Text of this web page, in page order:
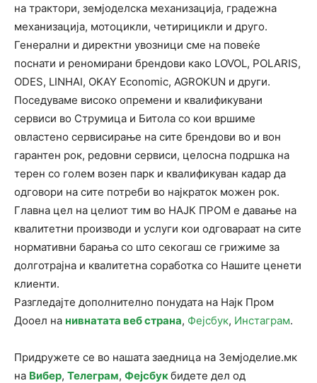
на трактори, земјоделска механизација, градежна
механизација, мотоцикли, четирицикли и друго.
Генерални и директни увозници сме на повеќе
поснати и реномирани брендови како LOVOL, POLARIS,
ODES, LINHAI, OKAY Economic, AGROKUN и други.
Поседуваме високо опремени и квалификувани
сервиси во Струмица и Битола со кои вршиме
овластено сервисирање на сите брендови во и вон
гарантен рок, редовни сервиси, целосна подршка на
терен со голем возен парк и квалификуван кадар да
одговори на сите потреби во најкраток можен рок.
Главна цел на целиот тим во НАЈК ПРОМ е давање на
квалитетни производи и услуги кои одговараат на сите
нормативни барања со што секогаш се грижиме за
долготрајна и квалитетна соработка со Нашите ценети
клиенти.
Разгледајте дополнително понудата на Најк Пром
Дооел на нивнатата веб страна, Фејсбук, Инстаграм.
Придружете се во нашата заедница на Земјоделие.мк
на Вибер, Телеграм, Фејсбукбидете дел од